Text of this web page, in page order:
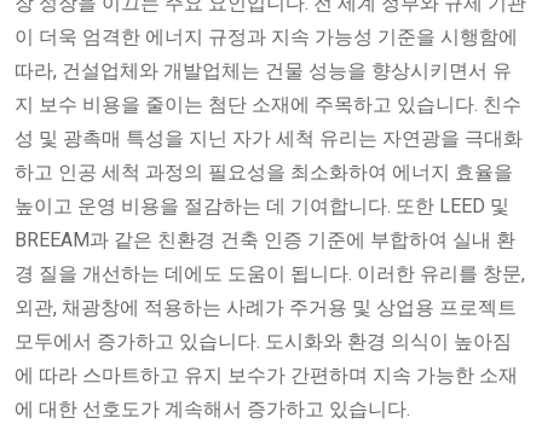
이 더욱 엄격한 에너지 규정과 지속 가능성 기준을 시행함에
따라, 건설업체와 개발업체는 건물 성능을 향상시키면서 유
지 보수 비용을 줄이는 첨단 소재에 주목하고 있습니다. 친수
성 및 광촉매 특성을 지닌 자가 세척 유리는 자연광을 극대화
하고 인공 세척 과정의 필요성을 최소화하여 에너지 효율을
높이고 운영 비용을 절감하는 데 기여합니다. 또한 LEED 및
BREEAM과 같은 친환경 건축 인증 기준에 부합하여 실내 환
경 질을 개선하는 데에도 도움이 됩니다. 이러한 유리를 창문,
외관, 채광창에 적용하는 사례가 주거용 및 상업용 프로젝트
모두에서 증가하고 있습니다. 도시화와 환경 의식이 높아짐
에 따라 스마트하고 유지 보수가 간편하며 지속 가능한 소재
에 대한 선호도가 계속해서 증가하고 있습니다.